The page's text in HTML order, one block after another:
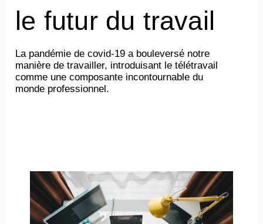
le futur du travail
La pandémie de covid-19 a bouleversé notre
manière de travailler, introduisant le télétravail
comme une composante incontournable du
monde professionnel.